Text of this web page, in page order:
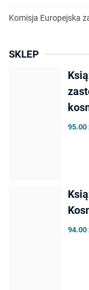
Komisja Europejska
SKLEP
95.00
94.00